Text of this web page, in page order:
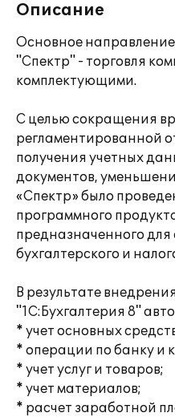
Описание
Основное
"Спектр" - торговля
комплектующими.
С целью сокращения
регламентированной
получения учетных
документов,
«Спектр» было
программного
предназначенного
бухгалтерского и
В результате
"1С:Бухгалтерия 8"
* учет основных
* операции по банку и
* учет услуг и товаров;
* учет материалов;
* расчет заработной